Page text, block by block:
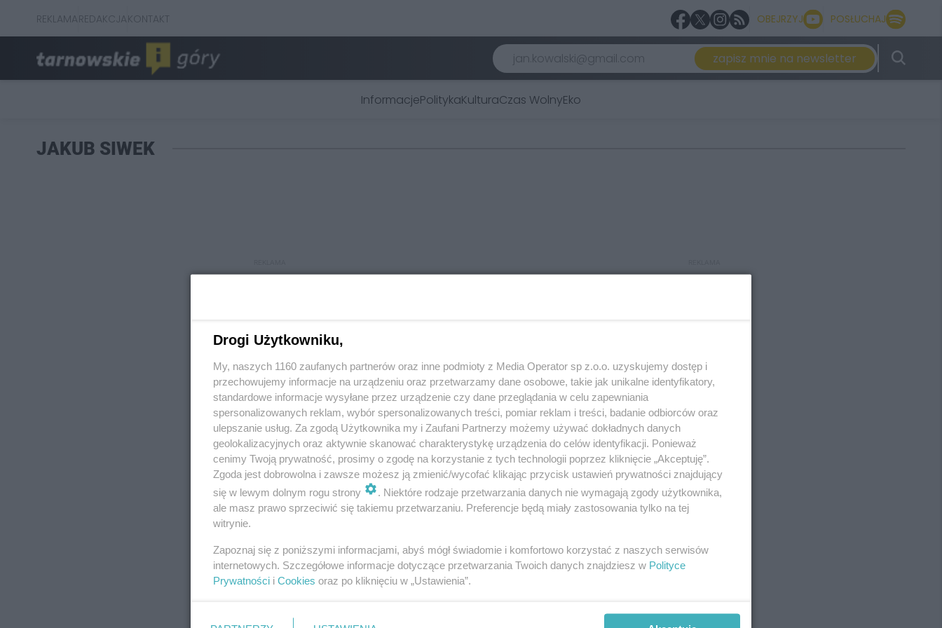
REKLAMAREDAKCJAKONTAKT OBEJRZYJ POSŁUCHAJ
zapisz mnie na newsletter
InformacjePolitykaKulturaCzas WolnyEko
JAKUB SIWEK
REKLAMA REKLAMA
Drogi Użytkowniku,
My, naszych 1160 zaufanych partnerów oraz inne podmioty z Media Operator sp z.o.o. uzyskujemy dostęp i
przechowujemy informacje na urządzeniu oraz przetwarzamy dane osobowe, takie jak unikalne identyfikatory,
standardowe informacje wysyłane przez urządzenie czy dane przeglądania w celu zapewniania
spersonalizowanych reklam, wybór spersonalizowanych treści, pomiar reklam i treści, badanie odbiorców oraz
ulepszanie usług. Za zgodą Użytkownika my i Zaufani Partnerzy możemy używać dokładnych danych
geolokalizacyjnych oraz aktywnie skanować charakterystykę urządzenia do celów identyfikacji. Ponieważ
cenimy Twoją prywatność, prosimy o zgodę na korzystanie z tych technologii poprzez kliknięcie „Akceptuję”.
Zgoda jest dobrowolna i zawsze możesz ją zmienić/wycofać klikając przycisk ustawień prywatności znajdujący
się w lewym dolnym rogu strony
. Niektóre rodzaje przetwarzania danych nie wymagają zgody użytkownika,
ale masz prawo sprzeciwić się takiemu przetwarzaniu. Preferencje będą miały zastosowania tylko na tej
witrynie.
Zapoznaj się z poniższymi informacjami, abyś mógł świadomie i komfortowo korzystać z naszych serwisów
internetowych. Szczegółowe informacje dotyczące przetwarzania Twoich danych znajdziesz w Polityce
Prywatności i Cookies oraz po kliknięciu w „Ustawienia”.